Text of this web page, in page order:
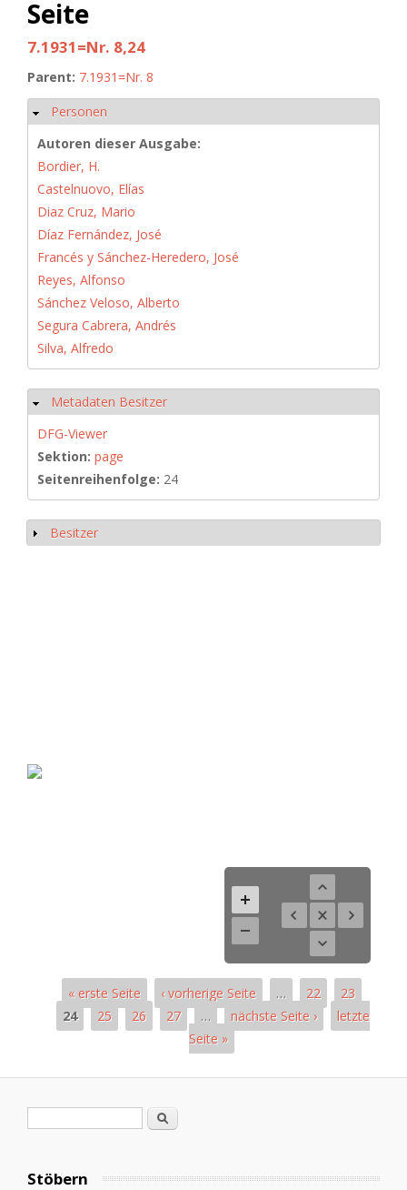
Seite
7.1931=Nr. 8,24
Parent: 7.1931=Nr. 8
Ausblenden
Personen
Autoren dieser Ausgabe:
Bordier, H.
Castelnuovo, Elías
Diaz Cruz, Mario
Díaz Fernández, José
Francés y Sánchez-Heredero, José
Reyes, Alfonso
Sánchez Veloso, Alberto
Segura Cabrera, Andrés
Silva, Alfredo
Ausblenden
Metadaten Besitzer
DFG-Viewer
Sektion: page
Seitenreihenfolge: 24
Anzeigen
Besitzer
« erste Seite ‹ vorherige Seite … 22
23
24
25 26 27 … nächste Seite ›
letzte
Seite »
Suche
Stöbern